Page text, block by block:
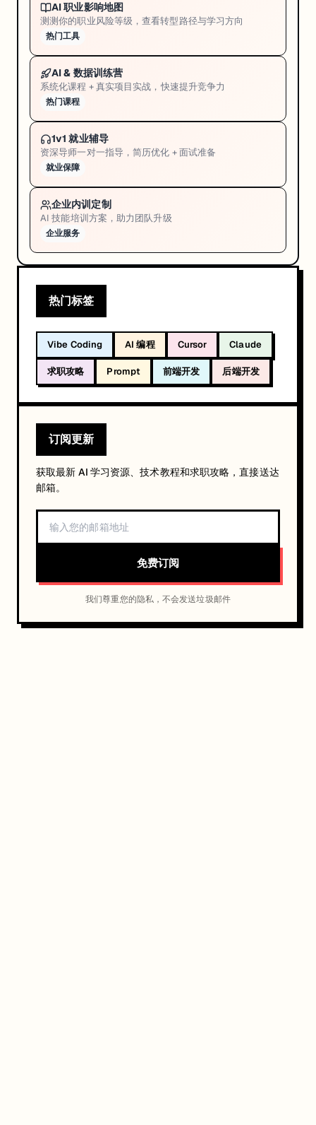
AI 职业影响地图
测测你的职业风险等级，查看转型路径与学习方向
热门工具
AI & 数据训练营
系统化课程 + 真实项目实战，快速提升竞争力
热门课程
1v1 就业辅导
资深导师一对一指导，简历优化 + 面试准备
就业保障
企业内训定制
AI 技能培训方案，助力团队升级
企业服务
热门标签
Vibe Coding AI 编程 Cursor Claude
求职攻略 Prompt 前端开发 后端开发
订阅更新
获取最新 AI 学习资源、技术教程和求职攻略，直接送达
邮箱。
免费订阅
我们尊重您的隐私，不会发送垃圾邮件